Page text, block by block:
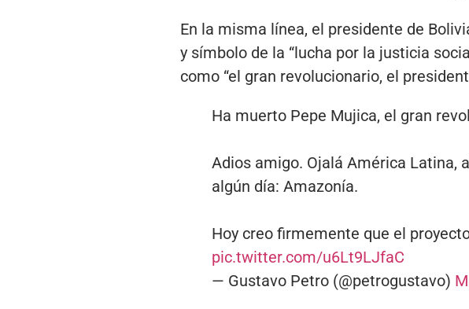
En la misma línea, el presidente de
y símbolo de la “lucha por la justicia
como “el gran revolucionario, el
Ha muerto Pepe Mujica, el gran
Adios amigo. Ojalá América Latina,
algún día: Amazonía.
Hoy creo firmemente que el
pic.twitter.com/u6Lt9LJfaC
— Gustavo Petro (@petrogustavo)